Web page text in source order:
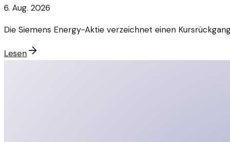
6. Aug. 2026
Die Siemens Energy-Aktie verzeichnet einen
Lesen